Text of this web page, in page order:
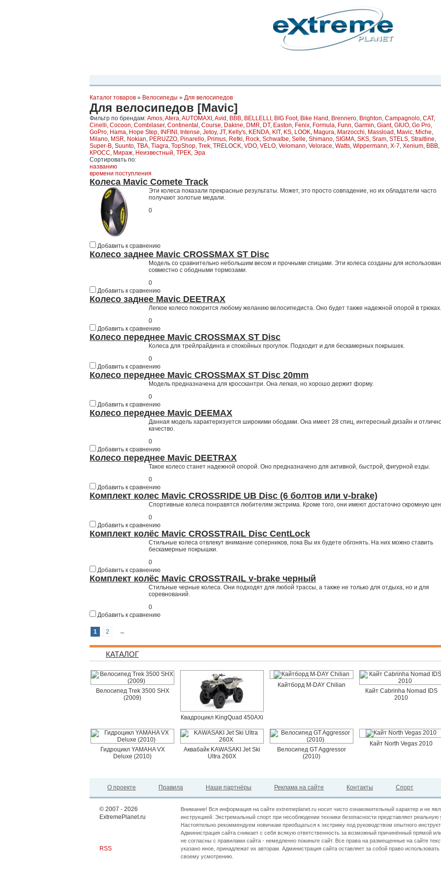
Каталог товаров » Велосипеды » Для велосипедов
Для велосипедов [Mavic]
Фильтр по брендам: Amos,Atera,AUTOMAXI ,Avid , BBB, BELLELLI , BIG Foot, Bike Hand , Brennero, Brighton, Campagnolo, CAT,
Cinelli, Cocoon, Combilaser, Continental , Course, Dakine, DMR, DT, Easton, Fenix, Formula, Funn, Garmin, Giant, GIUO, Go Pro,
GoPro, Hama, Hope Step, INFINI , Intense, Jetoy, JT, Kelly's, KENDA, KIT, KS, LOOK, Magura, Marzocchi, Massload , Mavic, Miche,
Milano, MSR, Nokian, PERUZZO, Pinarello, Primus, Retki, Rock, Schwalbe, Selle, Shimano, SIGMA, SKS, Sram, STELS, Straitline,
Super-B, Suunto, TBA, Tiagra, TopShop, Trek, TRELOCK, VDO, VELO, Velomann, Velorace, Watts, Wippermann, X-7, Xenium, ВВВ,
КРОСС, Мираж, Неизвестный, ТРЕК, Эра
Сортировать по:
названию
времени поступления
Колеса Mavic Comete Track
Эти колеса показали прекрасные результаты. Может, это просто совпадение, но их обладатели часто
получают золотые медали.
0
Добавить к сравнению
Колесо заднее Mavic CROSSMAX ST Disc
Модель со сравнительно небольшим весом и прочными спицами. Эти колеса созданы для
совместно с ободными тормозами.
0
Добавить к сравнению
Колесо заднее Mavic DEETRAX
Легкое колесо покорится любому желанию велосипедиста. Оно будет также надежной опорой в трюках.
0
Добавить к сравнению
Колесо переднее Mavic CROSSMAX ST Disc
Колеса для трейлрайдинга и спокойных прогулок. Подходит и для бескамерных покрышек.
0
Добавить к сравнению
Колесо переднее Mavic CROSSMAX ST Disc 20mm
Модель предназначена для кросскантри. Она легкая, но хорошо держит форму.
0
Добавить к сравнению
Колесо переднее Mavic DEEMAX
Данная модель характеризуется широкими ободами. Она имеет 28 спиц, интересный дизайн и
качество.
0
Добавить к сравнению
Колесо переднее Mavic DEETRAX
Такое колесо станет надежной опорой. Оно предназначено для активной, быстрой, фигурной езды.
0
Добавить к сравнению
Комплект колес Mavic CROSSRIDE UB Disc (6 болтов или v-brake)
Спортивные колеса понравятся любителям экстрима. Кроме того, они имеют достаточно скромную
0
Добавить к сравнению
Комплект колёс Mavic CROSSTRAIL Disc CentLock
Стильные колеса отвлекут внимание соперников, пока Вы их будете обгонять. На них можно ставить
бескамерные покрышки.
0
Добавить к сравнению
Комплект колёс Mavic CROSSTRAIL v-brake черный
Стильные черные колеса. Они подходят для любой трассы, а также не только для отдыха, но и для
соревнований.
0
Добавить к сравнению
1 2 →
КАТАЛОГ
Велосипед Trek 3500 SHX
(2009)
Квадроцикл KingQuad 450AXi
Кайтборд M-DAY Chilian
Кайт Cabrinha Nomad IDS
2010
Гидроцикл YAMAHA VX
Deluxe (2010)
Аквабайк KAWASAKI Jet Ski
Ultra 260X
Велосипед GT Aggressor
(2010)
Кайт North Vegas 2010
О проекте Правила Наши партнёры Реклама на сайте Контакты Спорт
© 2007 - 2026
ExtremePlanet.ru
RSS
Внимание! Вся информация на сайте extremeplanet.ru носит чисто ознакомительный характер и не
инструкцией. Экстремальный спорт при несоблюдении техники безопасности представляет
Настоятельно рекоммендуем новичкам приобщаться к экстриму под руководством опытного
Администрация сайта снимает с себя всякую ответственность за возможный причинённый прямой
не согласны с правилами сайта - немедленно покиньте сайт. Все права на размещенные на сайте
указано иное, принадлежат их авторам. Администрация сайта оставляет за собой право
своему усмотрению.